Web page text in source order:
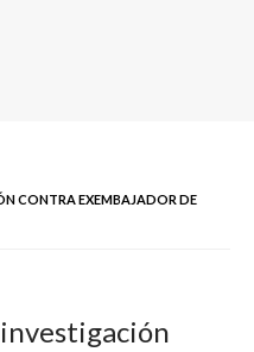
CONTRA EXEMBAJADOR DE